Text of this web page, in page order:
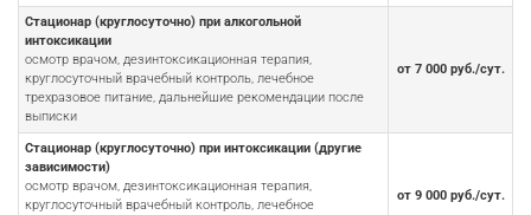
Стационар (круглосуточно) при алкогольной
интоксикации
осмотр врачом, дезинтоксикационная терапия,
круглосуточный врачебный контроль, лечебное
трехразовое питание, дальнейшие рекомендации после
выписки
от 7 000 руб./сут.
Стационар (круглосуточно) при интоксикации (другие
зависимости)
осмотр врачом, дезинтоксикационная терапия,
круглосуточный врачебный контроль, лечебное
от 9 000 руб./сут.